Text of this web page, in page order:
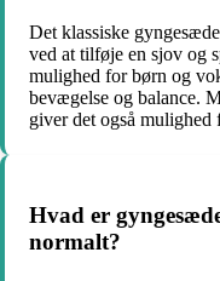
Det klassiske
ved at tilføje en sjov og
mulighed for børn og
bevægelse og balance.
giver det også
Hvad er
normalt?